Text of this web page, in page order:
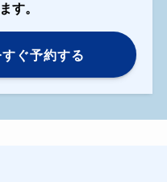
す。
ぐ予約する